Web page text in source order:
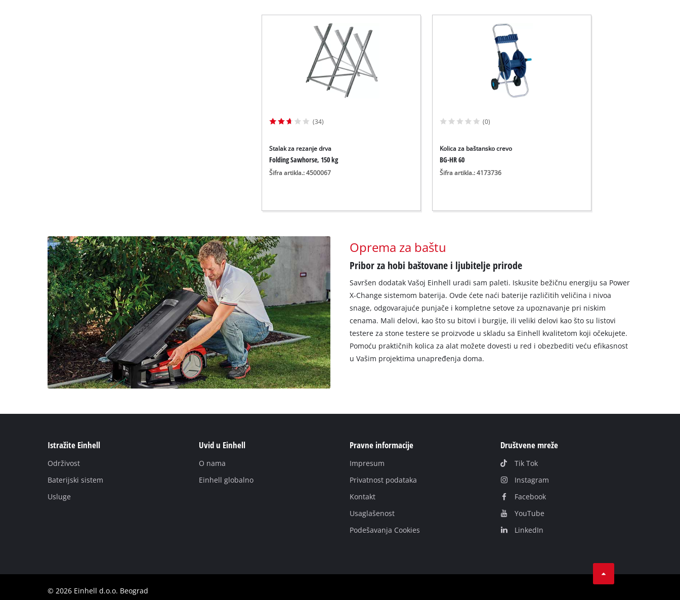
(34)
Stalak za rezanje drva
Folding Sawhorse, 150 kg
Šifra artikla.: 4500067
(0)
Kolica za baštansko crevo
BG-HR 60
Šifra artikla.: 4173736
Oprema za baštu
Pribor za hobi baštovane i ljubitelje prirode
Savršen dodatak Vašoj Einhell uradi sam paleti. Iskusite bežičnu energiju sa Power
X-Change sistemom baterija. Ovde ćete naći baterije različitih veličina i nivoa
snage, odgovarajuće punjače i kompletne setove za upoznavanje pri niskim
cenama. Mali delovi, kao što su bitovi i burgije, ili veliki delovi kao što su listovi
testere za stone testere se proizvode u skladu sa Einhell kvalitetom koji očekujete.
Pomoću praktičnih kolica za alat možete dovesti u red i obezbediti veću efikasnost
u Vašim projektima unapređenja doma.
Istražite Einhell
Održivost
Baterijski sistem
Usluge
Uvid u Einhell
O nаmа
Einhell globаlno
Pravne informacije
Impresum
Privatnost podataka
Kontakt
Usaglašenost
Podešavanja Cookies
Društvene mreže
Tik Tok
Instagram
Facebook
YouTube
LinkedIn
© 2026 Einhell d.o.o. Beograd